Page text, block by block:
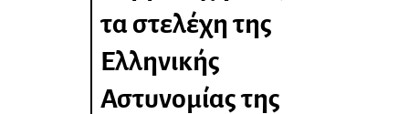
τα στελέχη της
Ελληνικής
Αστυνομίας της